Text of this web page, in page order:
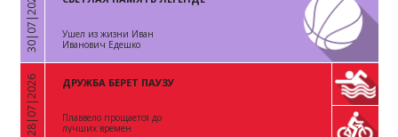
«
30|07|2026
Ушел из жизни Иван
Иванович Едешко
«
28|07|2026 ДРУЖБА БЕРЕТ ПАУЗУ
Плаввело прощается до
лучших времен